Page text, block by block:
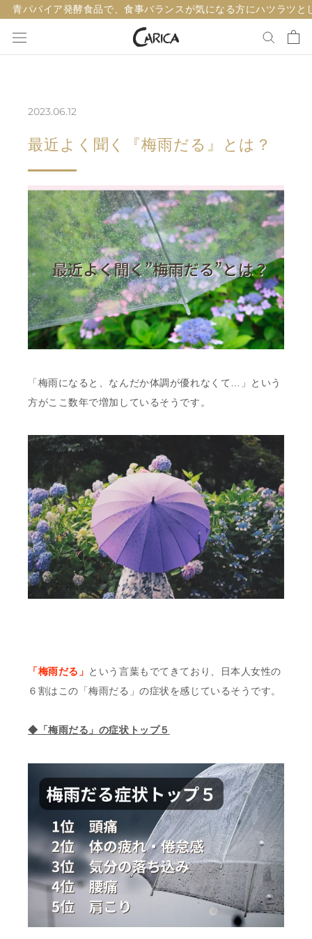
青パパイア発酵食品で、食事バランスが気になる方にハツラツと
2023.06.12
最近よく聞く『梅雨だる』とは？
「梅雨になると、なんだか体調が優れなくて…」という
方がここ数年で増加しているそうです。
「梅雨だる」 という言葉もでてきており、日本人女性の
６割はこの「梅雨だる」の症状を感じているそうです。
◆「梅雨だる」の症状トップ５